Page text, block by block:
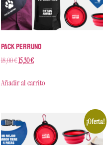
Pack Perruno
18,00€15,30€
Añadir al carrito
¡Oferta!